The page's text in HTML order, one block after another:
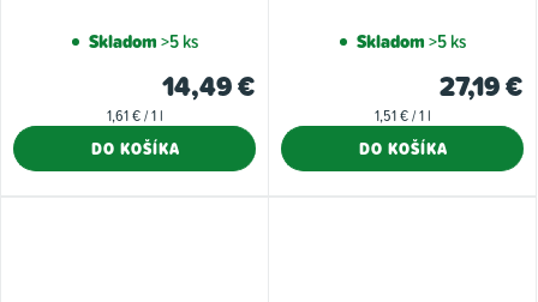
Skladom>5 ks
14,49 €
Jednotková
1,61 € / 1 l
DO KOŠÍKA
Skladom>5 ks
27,19 €
Jednotková
1,51 € / 1 l
DO KOŠÍKA